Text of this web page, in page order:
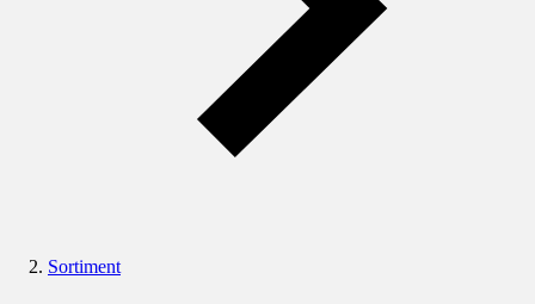
Sortiment